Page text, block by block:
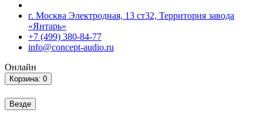
г. Москва Электродная, 13 ст32, Территория завода
«Янтарь»
+7 (499) 380-84-77
info@concept-audio.ru
Онлайн
Корзина: 0
Везде